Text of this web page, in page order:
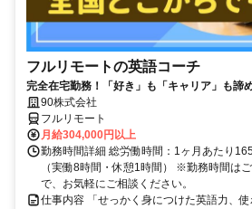
フルリモートの英語コーチ
完全在宅勤務！「好き」も「キャリア」も諦
90株式会社
フルリモート
月給304,000円以上
勤務時間詳細 総労働時間：1ヶ月あたり
（実働8時間・休憩1時間） ※勤務時間は
で、お気軽にご相談ください。
仕事内容 「せっかく身につけた英語力、